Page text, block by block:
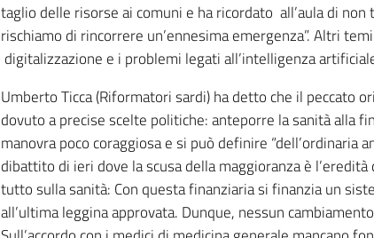
taglio delle risorse ai comuni e ha ricordato all’aula di
rischiamo di rincorrere un’ennesima emergenza”. Altri
digitalizzazione e i problemi legati all’intelligenza
Umberto Ticca (Riformatori sardi) ha detto che il peccato
dovuto a precise scelte politiche: anteporre la sanità alla
manovra poco coraggiosa e si può definire “dell’ordinaria
dibattito di ieri dove la scusa della maggioranza è
tutto sulla sanità: Con questa finanziaria si finanzia un
all’ultima leggina approvata. Dunque, nessun